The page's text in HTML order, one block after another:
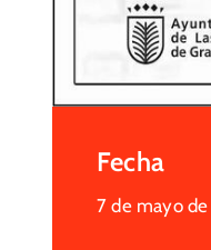
Fecha
7 de mayo